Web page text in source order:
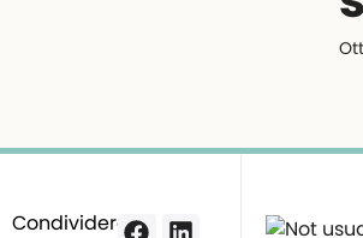
Condividere: